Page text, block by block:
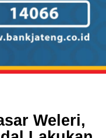
Weleri,